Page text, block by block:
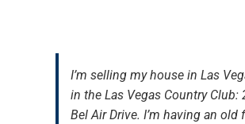
I’m selling my house in Las
in the Las Vegas Country Club:
Bel Air Drive. I’m having an old